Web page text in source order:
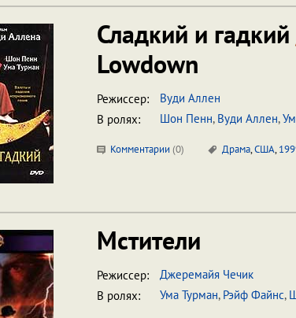
Сладкий и гадкий
Lowdown
Режиссер:
Вуди Аллен
В ролях:
Шон Пенн, Вуди Аллен,
Комментарии (0) Драма,США,
Мстители
Режиссер:
Джеремайя Чечик
В ролях:
Ума Турман, Рэйф Файнс,